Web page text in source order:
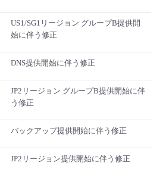
US1/SG1リージョン グループB提供開
始に伴う修正
DNS提供開始に伴う修正
JP2リージョン グループB提供開始に伴
う修正
バックアップ提供開始に伴う修正
JP2リージョン提供開始に伴う修正